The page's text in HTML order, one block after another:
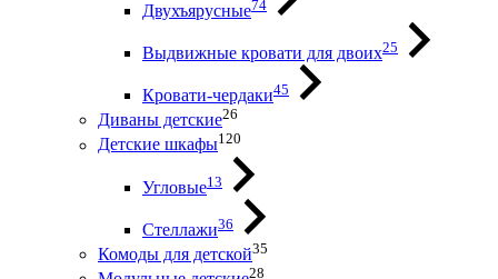
Двухъярусные74
Выдвижные кровати для двоих25
Кровати-чердаки45
Диваны детские26
Детские шкафы120
Угловые13
Стеллажи36
Комоды для детской35
28